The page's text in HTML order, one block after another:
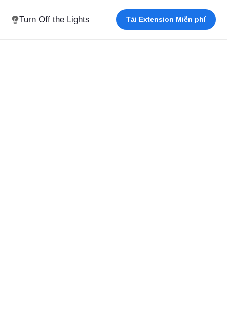
Turn Off the Lights Tải Extension Miễn phí